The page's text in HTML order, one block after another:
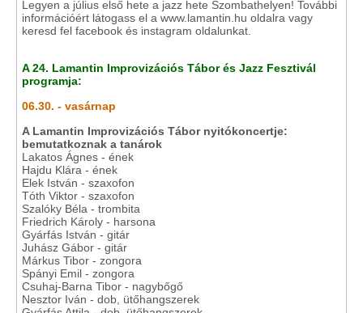
Legyen a július első hete a jazz hete Szombathelyen! További
információért látogass el a www.lamantin.hu oldalra vagy
keresd fel facebook és instagram oldalunkat.
A 24. Lamantin Improvizációs Tábor és Jazz Fesztivál
programja:
06.30. - vasárnap
A Lamantin Improvizációs Tábor nyitókoncertje:
bemutatkoznak a tanárok
Lakatos Ágnes - ének
Hajdu Klára - ének
Elek István - szaxofon
Tóth Viktor - szaxofon
Szalóky Béla - trombita
Friedrich Károly - harsona
Gyárfás István - gitár
Juhász Gábor - gitár
Márkus Tibor - zongora
Spányi Emil - zongora
Csuhaj-Barna Tibor - nagybőgő
Nesztor Iván - dob, ütőhangszerek